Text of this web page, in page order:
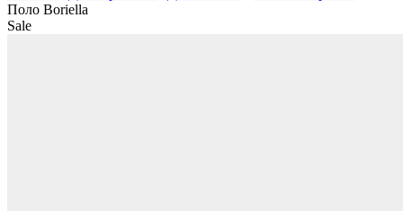
Поло Boriella
Sale